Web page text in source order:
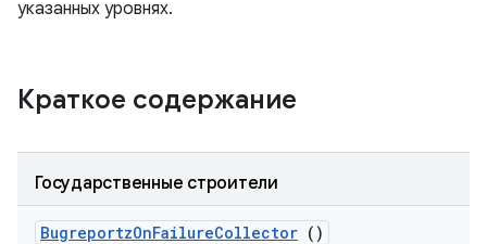
указанных уровнях.
Краткое содержание
Государственные строители
BugreportzOnFailureCollector ()